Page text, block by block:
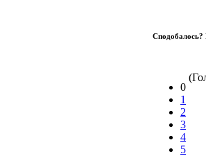
Сподобалось?
0
1
2
3
4
5